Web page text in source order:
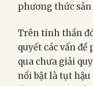
phương thức
Trên tinh thần
quyết các vấn
qua chưa giải
nổi bật là tụt